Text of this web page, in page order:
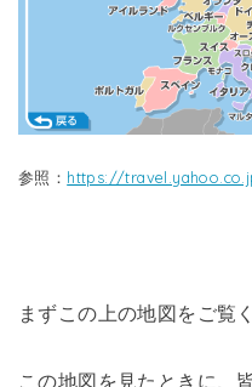
参照： https://
まずこの上の地図をご覧
この地図を見たときに、